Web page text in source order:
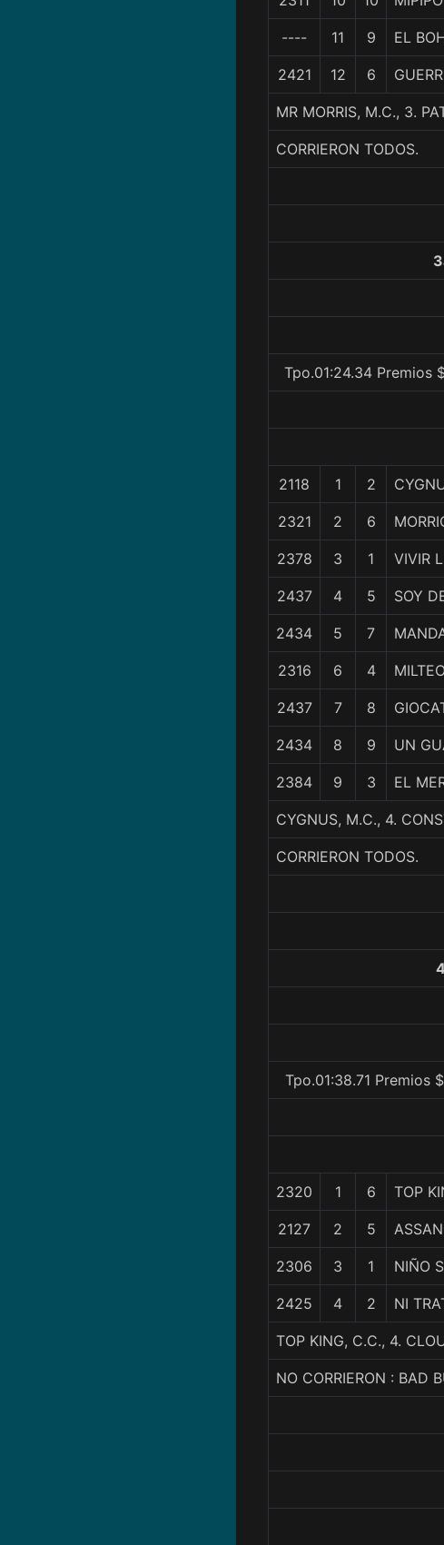
---- 11 9 EL
2421 12 6
MR MORRIS, M.C., 3.
CORRIERON TODOS.
Tpo.01:24.34 Premios
2118 1 2
2321 2 6
2378 3 1 VIVIR
2437 4 5 SOY
2434 5 7
2316 6 4
2437 7 8
2434 8 9 UN
2384 9 3 EL
CYGNUS, M.C., 4.
CORRIERON TODOS.
Tpo.01:38.71
2320 1 6 TOP
2127 2 5
2306 3 1 NIÑO
2425 4 2 NI
TOP KING, C.C., 4.
NO CORRIERON : BAD